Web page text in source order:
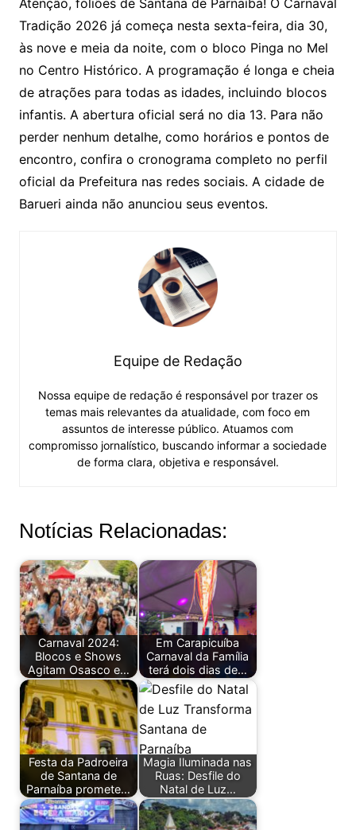
Tradição 2026 já começa nesta sexta-feira, dia 30,
às nove e meia da noite, com o bloco Pinga no Mel
no Centro Histórico. A programação é longa e cheia
de atrações para todas as idades, incluindo blocos
infantis. A abertura oficial será no dia 13. Para não
perder nenhum detalhe, como horários e pontos de
encontro, confira o cronograma completo no perfil
oficial da Prefeitura nas redes sociais. A cidade de
Barueri ainda não anunciou seus eventos.
Equipe de Redação
Nossa equipe de redação é responsável por trazer os
temas mais relevantes da atualidade, com foco em
assuntos de interesse público. Atuamos com
compromisso jornalístico, buscando informar a sociedade
de forma clara, objetiva e responsável.
Notícias Relacionadas:
Carnaval 2024:
Blocos e Shows
Agitam Osasco e…
Em Carapicuíba
Carnaval da Família
terá dois dias de…
Festa da Padroeira
de Santana de
Parnaíba promete…
Magia Iluminada nas
Ruas: Desfile do
Natal de Luz…